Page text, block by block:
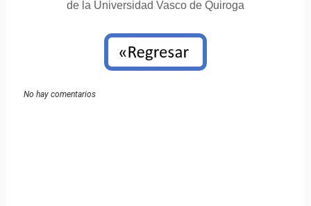
de la Universidad Vasco de Quiroga
No hay comentarios